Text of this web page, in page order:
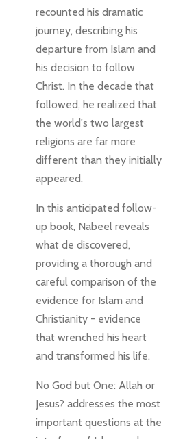
recounted his dramatic
journey, describing his
departure from Islam and
his decision to follow
Christ. In the decade that
followed, he realized that
the world's two largest
religions are far more
different than they initially
appeared.
In this anticipated follow-
up book, Nabeel reveals
what de discovered,
providing a thorough and
careful comparison of the
evidence for Islam and
Christianity - evidence
that wrenched his heart
and transformed his life.
No God but One: Allah or
Jesus? addresses the most
important questions at the